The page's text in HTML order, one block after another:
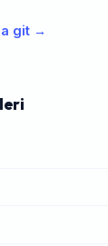
git →